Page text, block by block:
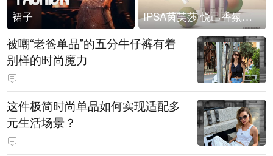
裙子 IPSA茵芙莎 悦己香氛凝露上市
被嘲“老爸单品”的五分牛仔裤有着
别样的时尚魔力
这件极简时尚单品如何实现适配多
元生活场景？